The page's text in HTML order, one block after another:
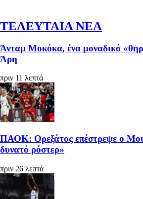
ΤΕΛΕΥΤΑΙΑ ΝΕΑ
Άνταμ Μοκόκα, ένα μοναδικό
Άρη
πριν 11 λεπτά
ΠΑΟΚ: Ορεξάτος επέστρεψε ο
δυνατό ρόστερ»
πριν 26 λεπτά